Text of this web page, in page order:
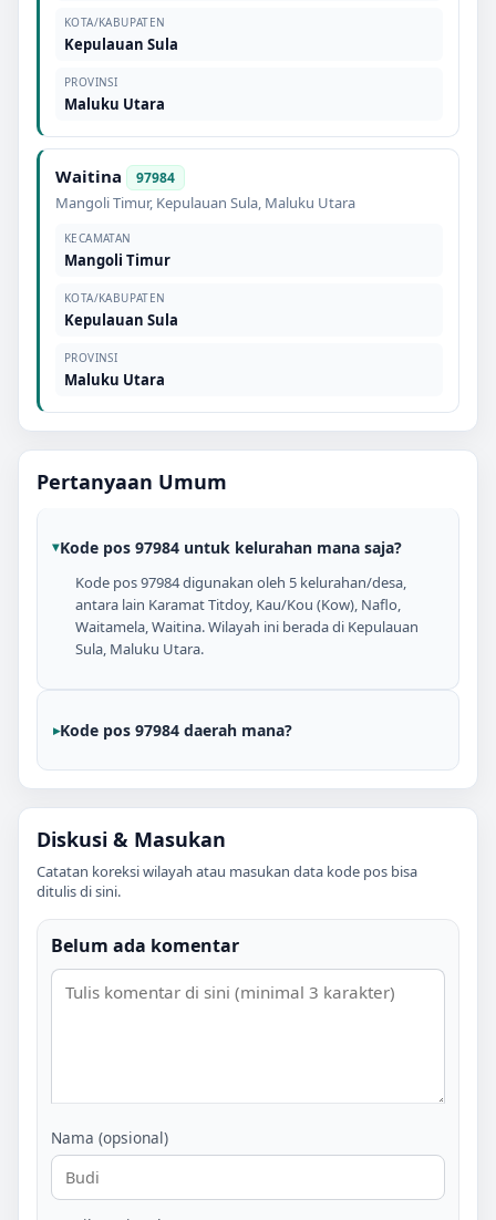
KOTA/KABUPATEN
Kepulauan Sula
PROVINSI
Maluku Utara
Waitina 97984
Mangoli Timur, Kepulauan Sula, Maluku Utara
KECAMATAN
Mangoli Timur
KOTA/KABUPATEN
Kepulauan Sula
PROVINSI
Maluku Utara
Pertanyaan Umum
Kode pos 97984 untuk kelurahan mana saja?
Kode pos 97984 digunakan oleh 5 kelurahan/desa,
antara lain Karamat Titdoy, Kau/Kou (Kow), Naflo,
Waitamela, Waitina. Wilayah ini berada di Kepulauan
Sula, Maluku Utara.
Kode pos 97984 daerah mana?
Diskusi & Masukan
Catatan koreksi wilayah atau masukan data kode pos bisa
ditulis di sini.
Belum ada komentar
Nama (opsional)